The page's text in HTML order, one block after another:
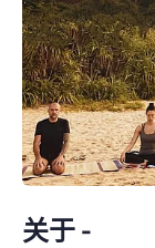
关于 -